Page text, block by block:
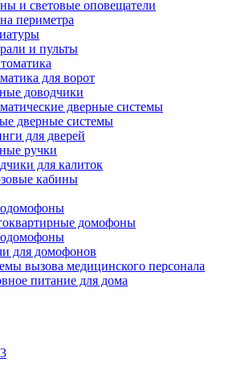
и световые оповещатели
периметра
и пульты
для ворот
доводчики
дверные системы
дверные системы
для дверей
ручки
для калиток
кабины
домофоны
для домофонов
вызова медицинского персонала
питание для дома